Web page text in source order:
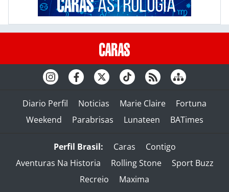
Diario Perfil Noticias Marie Claire
Fortuna
Weekend
Parabrisas Lunateen BATimes
Perfil Brasil: Caras
Contigo
Aventuras Na Historia
Rolling Stone
Sport Buzz
Recreio
Maxima